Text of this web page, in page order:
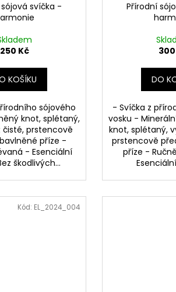
svíčka -
250 Kč
KOŠÍKU
sójového
knot, splétaný,
čisté, prstencově
příze -
- Esenciální
škodlivých...
Přírodní
DO
- Svíčka z
vosku -
knot, splétaný,
prstencově
příze -
Kód: EL_2024_004